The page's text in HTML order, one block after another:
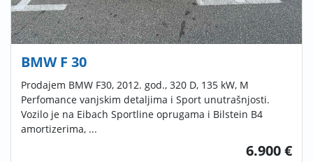
BMW F 30
Prodajem BMW F30, 2012. god., 320 D, 135 kW, M
Perfomance vanjskim detaljima i Sport unutrašnjosti.
Vozilo je na Eibach Sportline oprugama i Bilstein B4
amortizerima, ...
6.900 €